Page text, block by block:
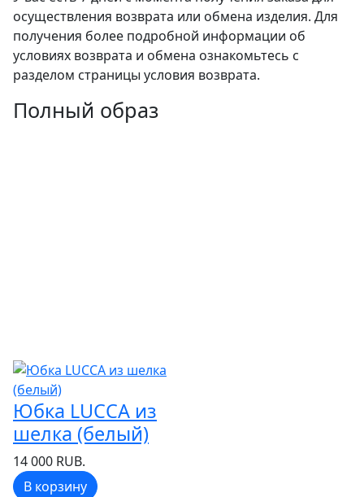
осуществления возврата или обмена изделия. Для
получения более подробной информации об
условиях возврата и обмена ознакомьтесь с
разделом страницы условия возврата.
Полный образ
Юбка LUCCA из
шелка (белый)
14 000 RUB.
В корзину